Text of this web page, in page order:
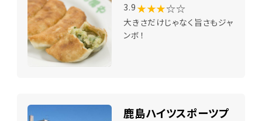
3.9 ★★★☆☆
大きさだけじゃなく旨さもジャ
ンボ！
鹿島ハイツスポーツプ